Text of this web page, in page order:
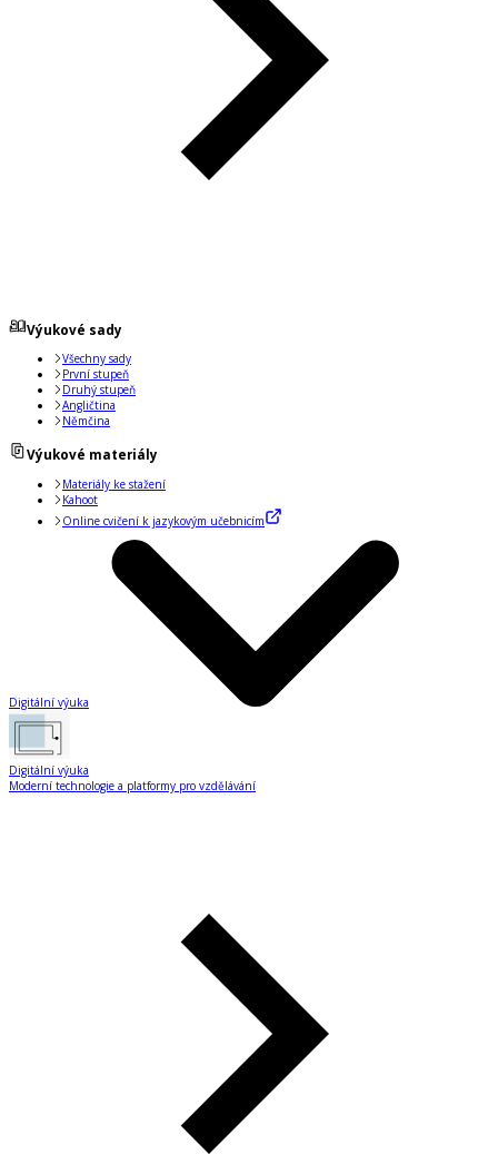
Výukové sady
Všechny sady
První stupeň
Druhý stupeň
Angličtina
Němčina
Výukové materiály
Materiály ke stažení
Kahoot
Online cvičení k jazykovým učebnicím
Digitální výuka
Digitální výuka
Moderní technologie a platformy pro vzdělávání